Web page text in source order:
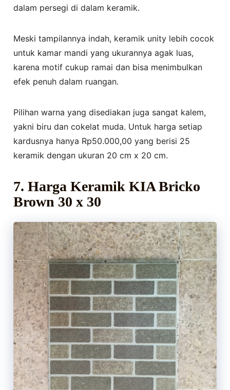
dalam persegi di dalam keramik.
Meski tampilannya indah, keramik unity lebih cocok
untuk kamar mandi yang ukurannya agak luas,
karena motif cukup ramai dan bisa menimbulkan
efek penuh dalam ruangan.
Pilihan warna yang disediakan juga sangat kalem,
yakni biru dan cokelat muda. Untuk harga setiap
kardusnya hanya Rp50.000,00 yang berisi 25
keramik dengan ukuran 20 cm x 20 cm.
7. Harga Keramik KIA Bricko
Brown 30 x 30